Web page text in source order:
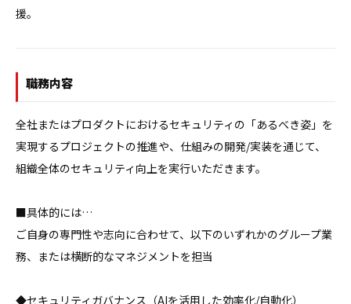
援。
職務内容
全社またはプロダクトにおけるセキュリティの「あるべき姿」を
実現するプロジェクトの推進や、仕組みの開発/実装を通じて、
組織全体のセキュリティ向上を実行いただきます。
■具体的には…
ご自身の専門性や志向に合わせて、以下のいずれかのグループ業
務、または横断的なマネジメントを担当
◆セキュリティガバナンス（AIを活用した効率化/自動化）